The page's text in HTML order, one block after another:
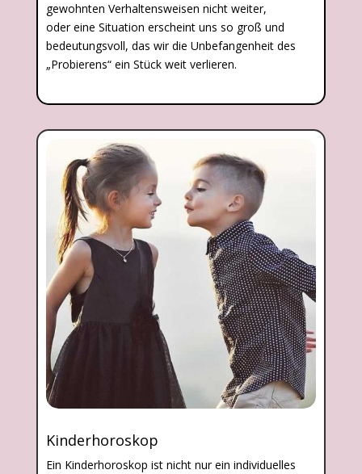
gewohnten Verhaltensweisen nicht weiter,
oder eine Situation erscheint uns so groß und
bedeutungsvoll, das wir die Unbefangenheit des
„Probierens“ ein Stück weit verlieren.
Kinderhoroskop
Ein Kinderhoroskop ist nicht nur ein individuelles